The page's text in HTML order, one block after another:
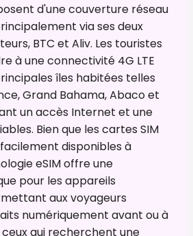
d'une couverture réseau
via ses deux
BTC et Aliv. Les touristes
à une connectivité 4G LTE
îles habitées telles
Grand Bahama, Abaco et
un accès Internet et une
Bien que les cartes SIM
disponibles à
eSIM offre une
pour les appareils
aux voyageurs
numériquement avant ou à
qui recherchent une